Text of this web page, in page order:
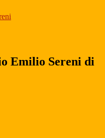
Emilio Sereni di